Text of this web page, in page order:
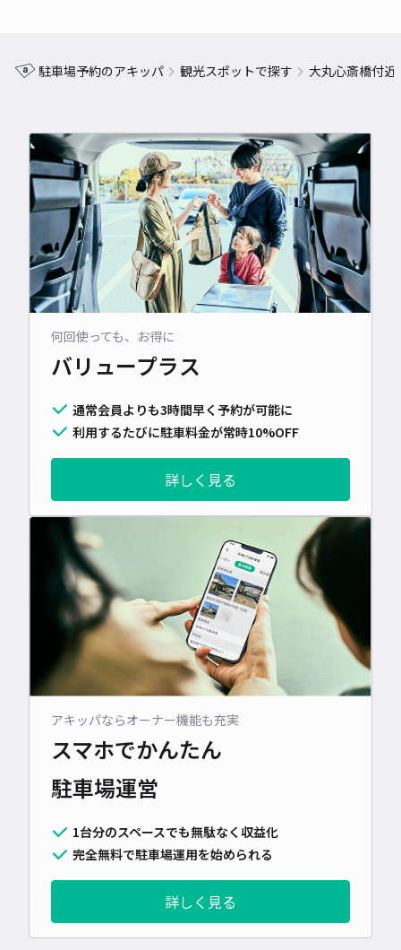
駐車場予約のアキッパ 観光スポットで探す 大丸心斎橋付近
何回使っても、お得に
バリュープラス
通常会員よりも3時間早く予約が可能に
利用するたびに駐車料金が常時10%OFF
詳しく見る
アキッパならオーナー機能も充実
スマホでかんたん
駐車場運営
1台分のスペースでも無駄なく収益化
完全無料で駐車場運用を始められる
詳しく見る